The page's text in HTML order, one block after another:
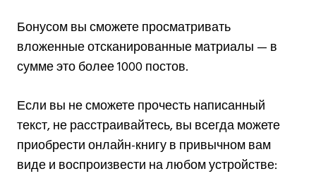
Бонусом вы сможете просматривать
вложенные отсканированные матриалы — в
сумме это более 1000 постов.
Если вы не сможете прочесть написанный
текст, не расстраивайтесь, вы всегда можете
приобрести онлайн-книгу в привычном вам
виде и воспроизвести на любом устройстве: